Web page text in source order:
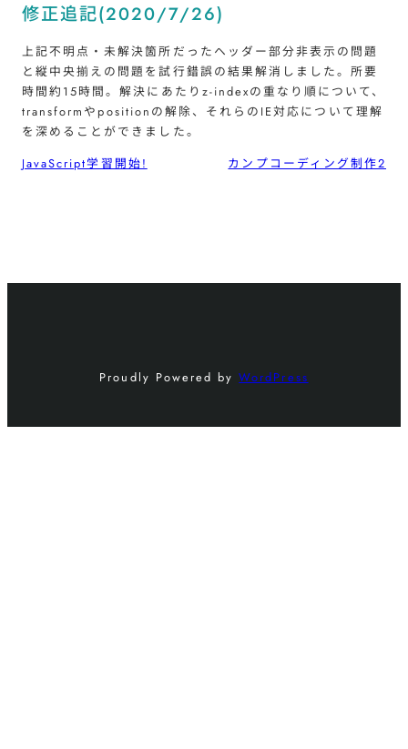
修正追記(2020/7/26)
上記不明点・未解決箇所だったヘッダー部分非表示の問題
と縦中央揃えの問題を試行錯誤の結果解消しました。所要
時間約15時間。解決にあたりz-indexの重なり順について、
transformやpositionの解除、それらのIE対応について理解
を深めることができました。
JavaScript学習開始!
カンプコーディング制作2
Proudly Powered byWordPress